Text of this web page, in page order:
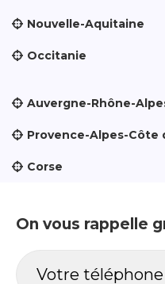
Nouvelle-Aquitaine
Occitanie
Auvergne-Rhône-
Provence-Alpes-Côte
Corse
On vous rappelle